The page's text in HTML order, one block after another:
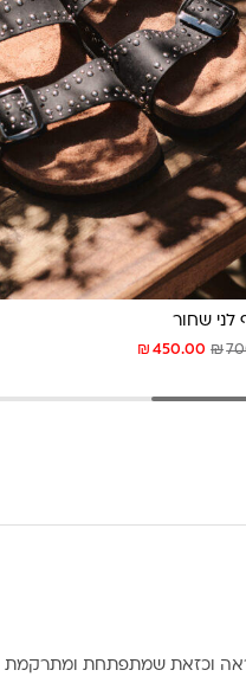
לני שחור
₪ 450.00 ₪
וכזאת שמתפתחת ומתרקמת